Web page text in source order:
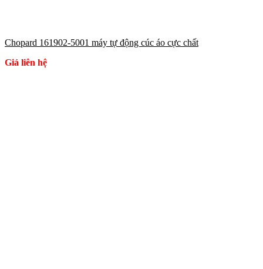
Chopard 161902-5001 máy tự động cúc áo cực chất
Giá liên hệ